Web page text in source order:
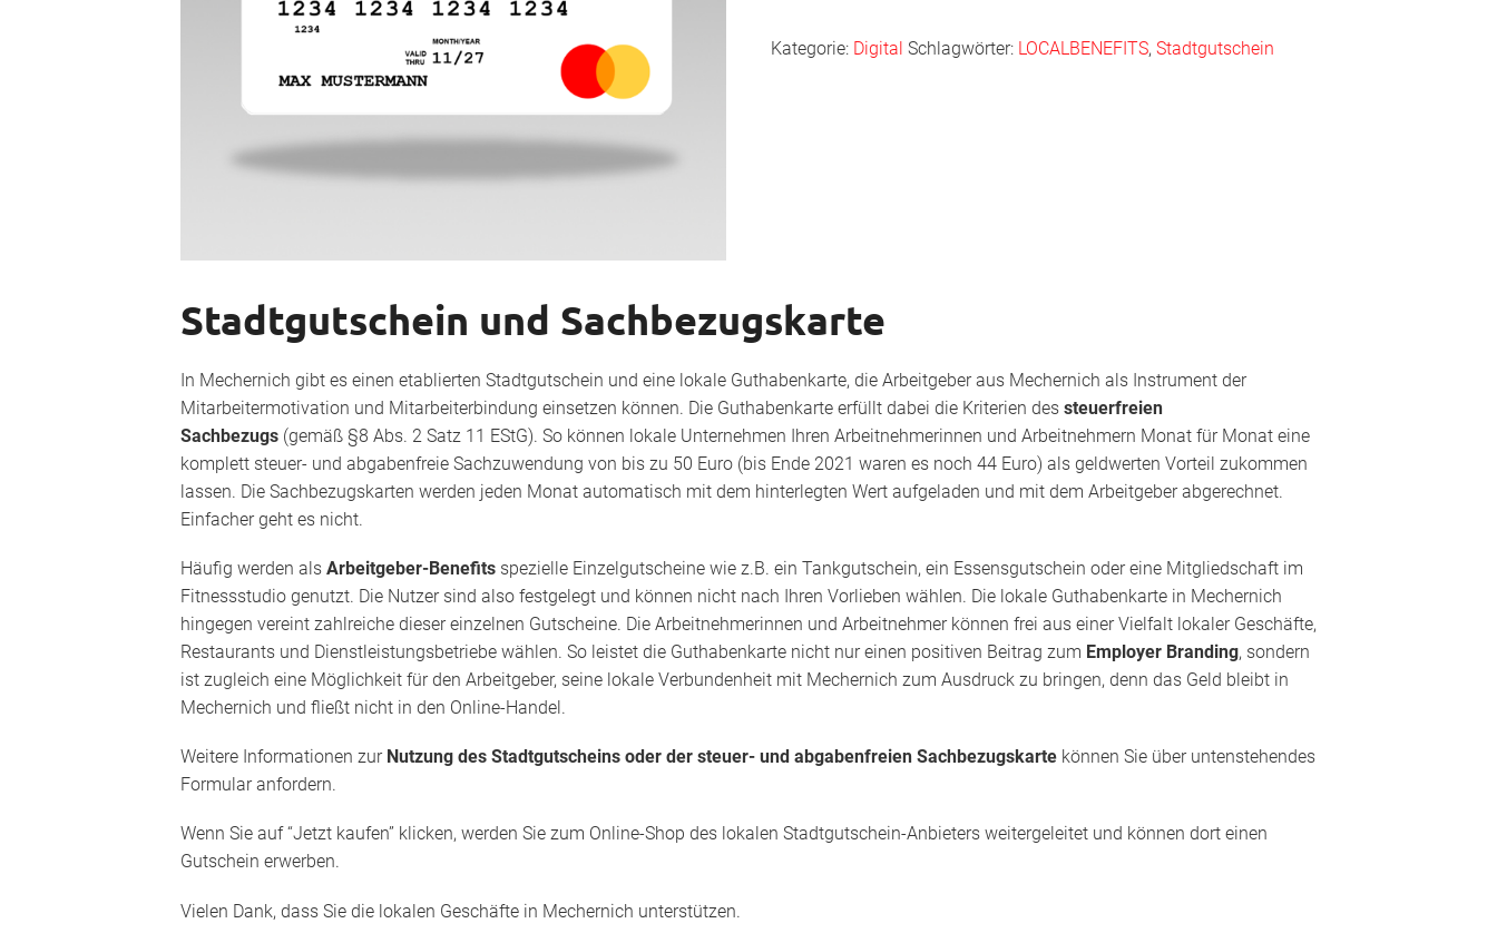
Kategorie: Digital Schlagwörter: LOCALBENEFITS,Stadtgutschein
Stadtgutschein und Sachbezugskarte
In Mechernich gibt es einen etablierten Stadtgutschein und eine lokale Guthabenkarte, die Arbeitgeber aus Mechernich als Instrument der
Mitarbeitermotivation und Mitarbeiterbindung einsetzen können. Die Guthabenkarte erfüllt dabei die Kriterien des steuerfreien
Sachbezugs (gemäß §8 Abs. 2 Satz 11 EStG). So können lokale Unternehmen Ihren Arbeitnehmerinnen und Arbeitnehmern Monat für Monat eine
komplett steuer- und abgabenfreie Sachzuwendung von bis zu 50 Euro (bis Ende 2021 waren es noch 44 Euro) als geldwerten Vorteil zukommen
lassen. Die Sachbezugskarten werden jeden Monat automatisch mit dem hinterlegten Wert aufgeladen und mit dem Arbeitgeber abgerechnet.
Einfacher geht es nicht.
Häufig werden als Arbeitgeber-Benefits spezielle Einzelgutscheine wie z.B. ein Tankgutschein, ein Essensgutschein oder eine Mitgliedschaft im
Fitnessstudio genutzt. Die Nutzer sind also festgelegt und können nicht nach Ihren Vorlieben wählen. Die lokale Guthabenkarte in Mechernich
hingegen vereint zahlreiche dieser einzelnen Gutscheine. Die Arbeitnehmerinnen und Arbeitnehmer können frei aus einer Vielfalt lokaler Geschäfte,
Restaurants und Dienstleistungsbetriebe wählen. So leistet die Guthabenkarte nicht nur einen positiven Beitrag zum Employer Branding, sondern
ist zugleich eine Möglichkeit für den Arbeitgeber, seine lokale Verbundenheit mit Mechernich zum Ausdruck zu bringen, denn das Geld bleibt in
Mechernich und fließt nicht in den Online-Handel.
Weitere Informationen zur Nutzung des Stadtgutscheins oder der steuer- und abgabenfreien Sachbezugskarte können Sie über untenstehendes
Formular anfordern.
Wenn Sie auf “Jetzt kaufen” klicken, werden Sie zum Online-Shop des lokalen Stadtgutschein-Anbieters weitergeleitet und können dort einen
Gutschein erwerben.
Vielen Dank, dass Sie die lokalen Geschäfte in Mechernich unterstützen.